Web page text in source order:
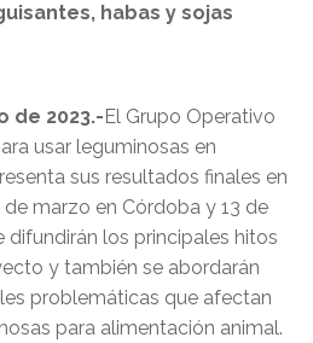
habas y sojas
de 2023.-El Grupo Operativo
usar leguminosas en
sus resultados finales en
marzo en Córdoba y 13 de
difundirán los principales hitos
y también se abordarán
problemáticas que afectan
para alimentación animal.